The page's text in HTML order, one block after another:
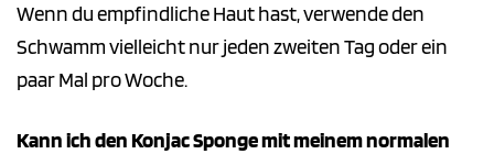
Wenn du empfindliche Haut hast, verwende den
Schwamm vielleicht nur jeden zweiten Tag oder ein
paar Mal pro Woche.
Kann ich den Konjac Sponge mit meinem normalen